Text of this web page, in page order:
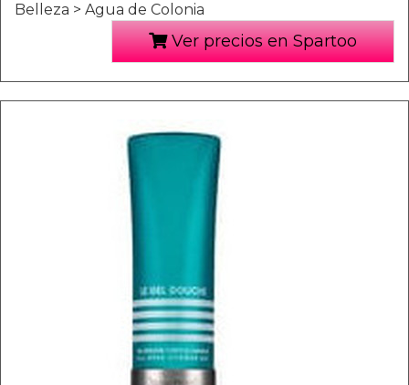
Belleza > Agua de Colonia
Ver precios en Spartoo